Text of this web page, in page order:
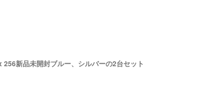
新品未開封ブルー、シルバーの2台セット